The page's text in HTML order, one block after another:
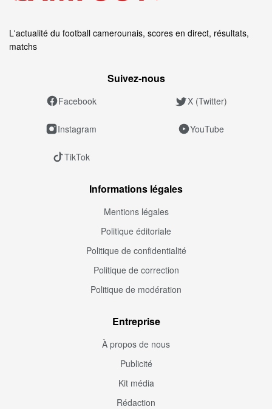
L'actualité du football camerounais, scores en direct, résultats,
matchs
Suivez‑nous
Facebook X (Twitter)
Instagram YouTube
TikTok
Informations légales
Mentions légales
Politique éditoriale
Politique de confidentialité
Politique de correction
Politique de modération
Entreprise
À propos de nous
Publicité
Kit média
Rédaction